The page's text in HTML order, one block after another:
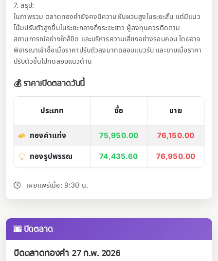
7. สรุป:
ในภาพรวม ตลาดทองคำยังคงมีความผันผวนสูงในระยะสั้น แต่มีแนว
โน้มปรับตัวสูงขึ้นในระยะกลางถึงระยะยาว ผู้ลงทุนควรติดตาม
สถานการณ์อย่างใกล้ชิด และบริหารความเสี่ยงอย่างรอบคอบ โดยอาจ
พิจารณาเข้าซื้อเมื่อราคาปรับตัวลงมาทดสอบแนวรับ และขายเมื่อราคา
ปรับตัวขึ้นไปทดสอบแนวต้าน
💰 ราคาเปิดตลาดวันนี้
ประเภท ซื้อ ขาย
ทองคำแท่ง 75,950.00 76,150.00
ทองรูปพรรณ 74,435.60 76,950.00
เผยแพร่เมื่อ: 9:30 น.
🌆 ปิดตลาด
ปิดตลาดทองคำ 27 ก.พ. 2026